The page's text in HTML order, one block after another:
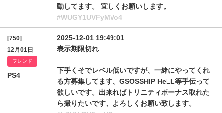
動してます。 宜しくお願いします。
#WUGY1UVFyMVo4
[750]
12月01日
フレンド
PS4
2025-12-01 19:49:01
表示期限切れ
下手くそでレベル低いですが、一緒にやってくれ
る方募集してます、GSOSSHIP HeLL等手伝って
欲しいです。出来ればトリニティボーナス取れた
ら撮りたいです、よろしくお願い致します。